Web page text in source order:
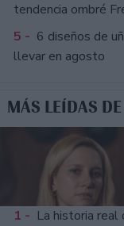
tendencia ombré
5 - 6 diseños de
llevar en agosto
MÁS LEÍDAS
1 - La historia real